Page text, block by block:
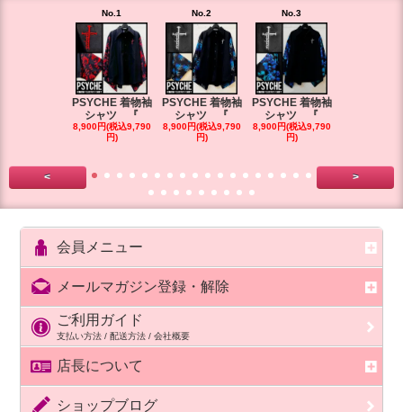
No.1
PSYCHE 着物袖
シャツ 『
8,900円(税込9,790
円)
No.2
PSYCHE 着物袖
シャツ 『
8,900円(税込9,790
円)
No.3
PSYCHE 着物袖
シャツ 『
8,900円(税込9,790
円)
< >
会員メニュー
メールマガジン登録・解除
ご利用ガイド
支払い方法 / 配送方法 / 会社概要
店長について
ショップブログ